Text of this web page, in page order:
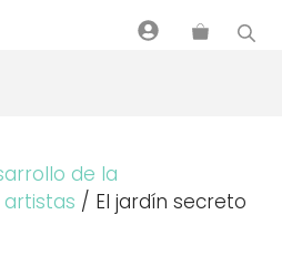
de la
artistas / El jardín secreto